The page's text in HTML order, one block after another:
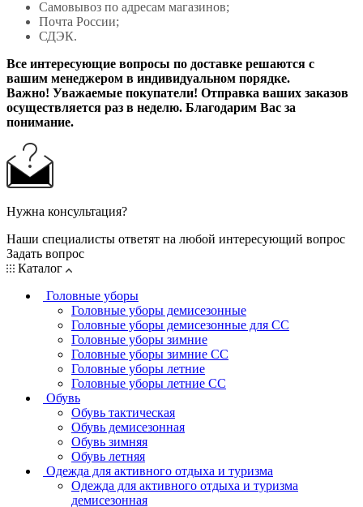
Самовывоз по адресам магазинов;
Почта России;
СДЭК.
Все интересующие вопросы по доставке решаются с
вашим менеджером в индивидуальном порядке.
Важно! Уважаемые покупатели! Отправка ваших заказов
осуществляется раз в неделю. Благодарим Вас за
понимание.
Нужна консультация?
Наши специалисты ответят на любой интересующий вопрос
Задать вопрос
Каталог
Головные уборы
Головные уборы демисезонные
Головные уборы демисезонные для СС
Головные уборы зимние
Головные уборы зимние СС
Головные уборы летние
Головные уборы летние СС
Обувь
Обувь тактическая
Обувь демисезонная
Обувь зимняя
Обувь летняя
Одежда для активного отдыха и туризма
Одежда для активного отдыха и туризма
демисезонная